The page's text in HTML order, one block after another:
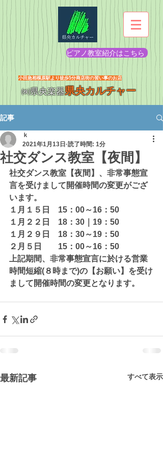
ピアノ教室紹介はこちら
​小田急相模原駅より徒歩5分商店街の習い事のお店
㈱県央楽器県央カルチャー
記事
社交ダンス教室【夜間】
ｋ
2021年1月13日 読了時間: 1分
社交ダンス教室【夜間】、非常事態宣
言を受けまして開催時間の変更がござ
います。
１月１５日　15：00～16：50
１月２２日　18：30｜19：50
１月２９日　18：30～19：50
２月５日　　15：00～16：50
上記期間、非常事態宣言に於ける営業
時間短縮(８時まで)の【お願い】を受け
まして開催時間の変更となります。
最新記事 すべて表示